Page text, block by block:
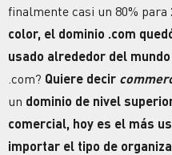
finalmente casi un 80% para
color, el dominio .com
usado alrededor del mundo
.com? Quiere decir
un dominio de nivel
comercial, hoy es el más
importar el tipo de